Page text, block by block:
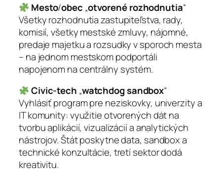
Mesto/obec „otvorené rozhodnutia“
Všetky rozhodnutia zastupiteľstva, rady,
komisií, všetky mestské zmluvy, nájomné,
predaje majetku a rozsudky v sporoch mesta
– na jednom mestskom podportáli
napojenom na centrálny systém.
Civic-tech „watchdog sandbox“
Vyhlásiť program pre neziskovky, univerzity a
IT komunity: využitie otvorených dát na
tvorbu aplikácií, vizualizácií a analytických
nástrojov. Štát poskytne data, sandbox a
technické konzultácie, tretí sektor dodá
kreativitu.